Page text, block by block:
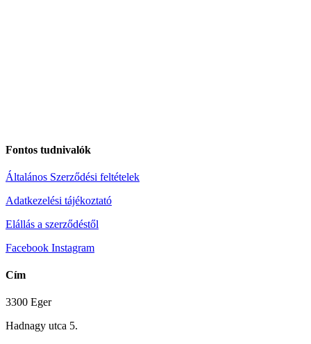
Fontos tudnivalók
Általános Szerződési feltételek
Adatkezelési tájékoztató
Elállás a szerződéstől
Facebook Instagram
Cím
3300 Eger
Hadnagy utca 5.